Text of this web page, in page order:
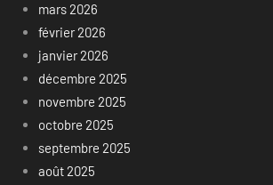
mars 2026
février 2026
janvier 2026
décembre 2025
novembre 2025
octobre 2025
septembre 2025
août 2025